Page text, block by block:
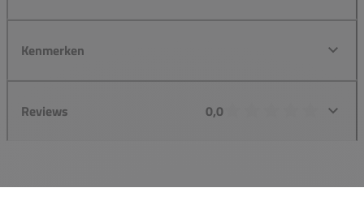
Kenmerken
Reviews 0,0